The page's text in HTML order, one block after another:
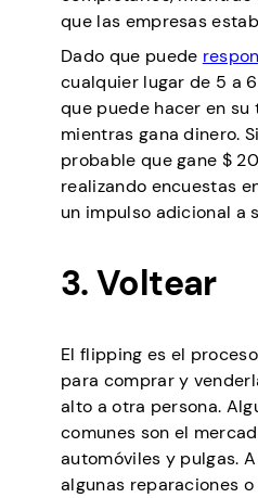
que las empresas
Dado que puede
cualquier lugar de 5 a
que puede hacer en
mientras gana dinero.
probable que gane $
realizando encuestas
un impulso adicional a
3. Voltear
El flipping es el
para comprar y
alto a otra persona.
comunes son el
automóviles y pulgas.
algunas reparaciones